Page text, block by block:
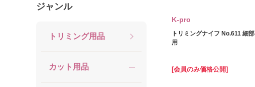
ジャンル
トリミング用品
カット用品
K‐pro
トリミングナイフ No.611 細部
用
[会員のみ価格公開]